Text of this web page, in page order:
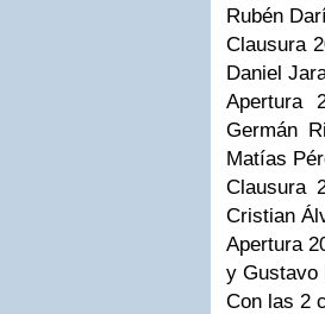
Rubén
Clausura
Daniel
Apertura
Germán
Matías
Clausura
Cristian
Apertura
y Gustavo
Con las 2